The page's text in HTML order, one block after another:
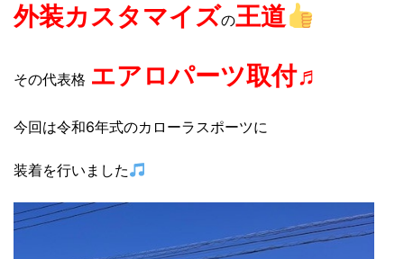
外装カスタマイズの王道
その代表格 エアロパーツ取付♬
今回は令和6年式のカローラスポーツに
装着を行いました